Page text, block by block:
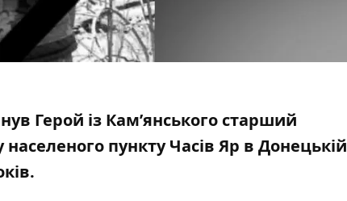
Герой із Кам’янського старший
пункту Часів Яр в Донецькій